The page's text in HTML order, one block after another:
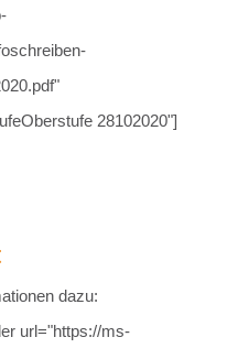
28102020"]
dazu:
url="https://ms-